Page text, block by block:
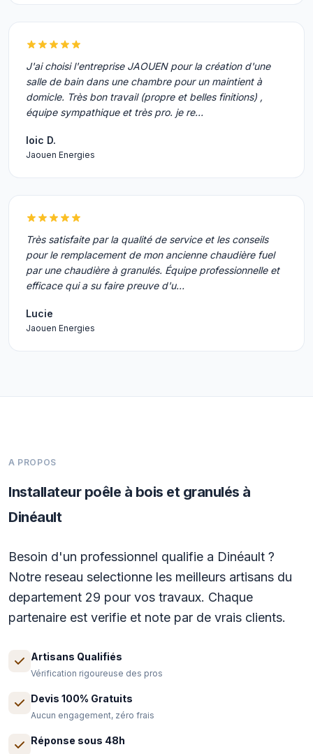
J'ai choisi l'entreprise JAOUEN pour la création d'une
salle de bain dans une chambre pour un maintient à
domicle. Très bon travail (propre et belles finitions) ,
équipe sympathique et très pro. je re…
loic D.
Jaouen Energies
Très satisfaite par la qualité de service et les conseils
pour le remplacement de mon ancienne chaudière fuel
par une chaudière à granulés. Équipe professionnelle et
efficace qui a su faire preuve d'u…
Lucie
Jaouen Energies
A PROPOS
Installateur poêle à bois et granulés à
Dinéault
Besoin d'un professionnel qualifie a Dinéault ?
Notre reseau selectionne les meilleurs artisans du
departement 29 pour vos travaux. Chaque
partenaire est verifie et note par de vrais clients.
Artisans Qualifiés
Vérification rigoureuse des pros
Devis 100% Gratuits
Aucun engagement, zéro frais
Réponse sous 48h